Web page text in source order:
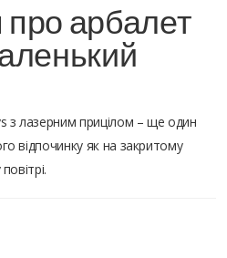
арбалет
з лазерним прицілом – ще один
відпочинку як на закритому